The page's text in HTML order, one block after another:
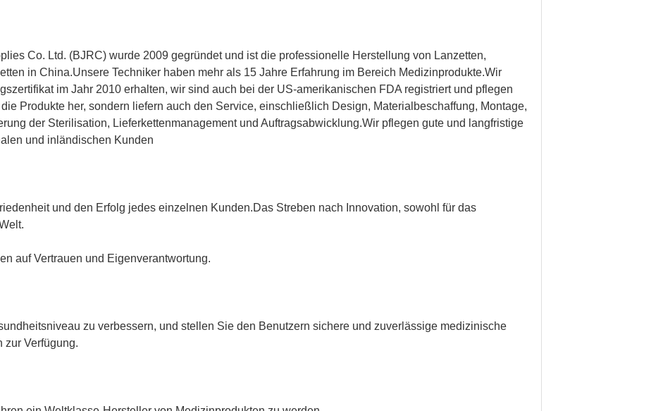
Co. Ltd. (BJRC) wurde 2009 gegründet und ist die professionelle Herstellung von Lanzetten,
in China.Unsere Techniker haben mehr als 15 Jahre Erfahrung im Bereich Medizinprodukte.Wir
im Jahr 2010 erhalten, wir sind auch bei der US-amerikanischen FDA registriert und pflegen
Produkte her, sondern liefern auch den Service, einschließlich Design, Materialbeschaffung, Montage,
der Sterilisation, Lieferkettenmanagement und Auftragsabwicklung.Wir pflegen gute und langfristige
und inländischen Kunden
und den Erfolg jedes einzelnen Kunden.Das Streben nach Innovation, sowohl für das
auf Vertrauen und Eigenverantwortung.
zu verbessern, und stellen Sie den Benutzern sichere und zuverlässige medizinische
zur Verfügung.